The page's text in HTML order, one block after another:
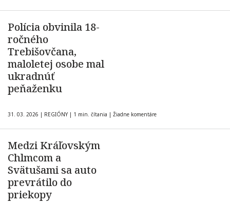
Polícia obvinila 18-
ročného
Trebišovčana,
maloletej osobe mal
ukradnúť
peňaženku
31. 03. 2026 | REGIÓNY | 1 min. čítania | Žiadne komentáre
Medzi Kráľovským
Chlmcom a
Svätušami sa auto
prevrátilo do
priekopy